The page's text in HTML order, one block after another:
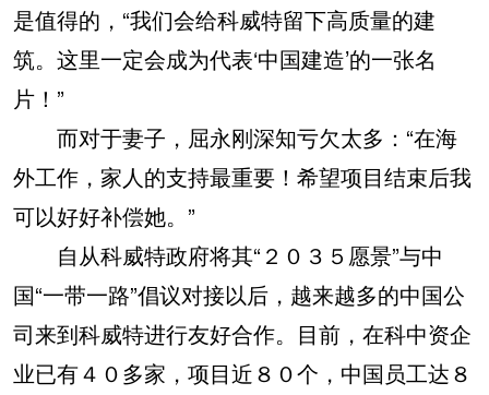
是值得的，“我们会给科威特留下高质量的建
筑。这里一定会成为代表‘中国建造’的一张名
片！”
而对于妻子，屈永刚深知亏欠太多：“在海
外工作，家人的支持最重要！希望项目结束后我
可以好好补偿她。”
自从科威特政府将其“２０３５愿景”与中
国“一带一路”倡议对接以后，越来越多的中国公
司来到科威特进行友好合作。目前，在科中资企
业已有４０多家，项目近８０个，中国员工达８